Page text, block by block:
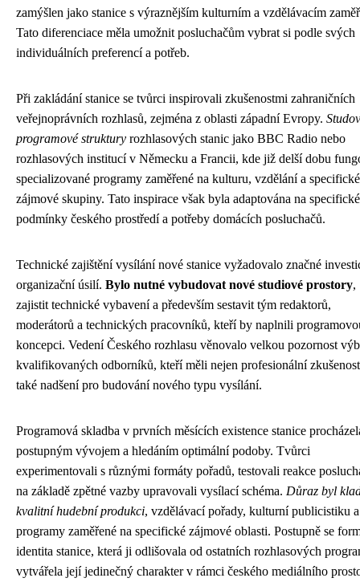
zamýšlen jako stanice s výraznějším kulturním a vzdělávacím
Tato diferenciace měla umožnit posluchačům vybrat si podle svých
individuálních preferencí a potřeb.
Při zakládání stanice se tvůrci inspirovali zkušenostmi zahraničních
veřejnoprávních rozhlasů, zejména z oblasti západní Evropy.
programové struktury rozhlasových stanic jako BBC Radio nebo
rozhlasových institucí v Německu a Francii, kde již delší dobu
specializované programy zaměřené na kulturu, vzdělání a specifické
zájmové skupiny. Tato inspirace však byla adaptována na specifické
podmínky českého prostředí a potřeby domácích posluchačů.
Technické zajištění vysílání nové stanice vyžadovalo značné
organizační úsilí. Bylo nutné vybudovat nové studiové prostory,
zajistit technické vybavení a především sestavit tým redaktorů,
moderátorů a technických pracovníků, kteří by naplnili
koncepci. Vedení Českého rozhlasu věnovalo velkou pozornost
kvalifikovaných odborníků, kteří měli nejen profesionální
také nadšení pro budování nového typu vysílání.
Programová skladba v prvních měsících existence stanice
postupným vývojem a hledáním optimální podoby. Tvůrci
experimentovali s různými formáty pořadů, testovali reakce
na základě zpětné vazby upravovali vysílací schéma. Důraz byl
kvalitní hudební produkci, vzdělávací pořady, kulturní publicistiku a
programy zaměřené na specifické zájmové oblasti. Postupně se
identita stanice, která ji odlišovala od ostatních rozhlasových
vytvářela její jedinečný charakter v rámci českého mediálního